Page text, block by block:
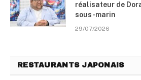
réalisateur de
sous-marin
29/07/2026
RESTAURANTS JAPONAIS